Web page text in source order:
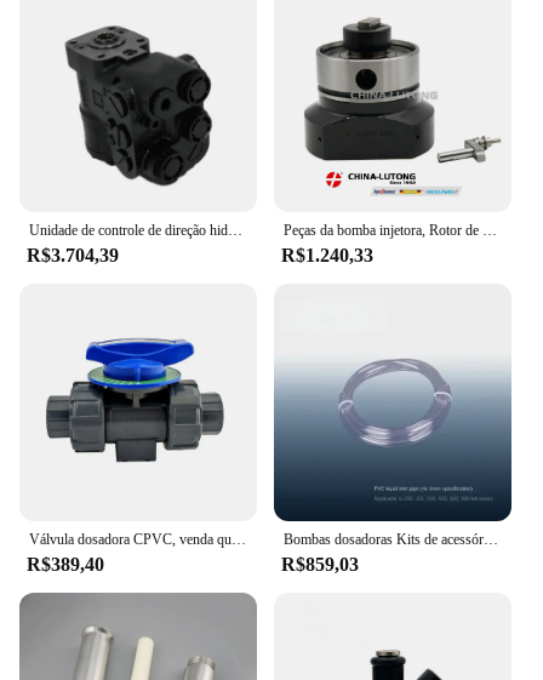
Unidade de controle de direção hidráulica, bomba dosadora com válvula, alta qualidade, BPBS5-250-2000, venda direta da fábrica, K-744, 700, 701
R$3.704,39
Peças da bomba injetora, Rotor de cabeça DP200 com válvula dosadora, Cabeça hidráulica 4/7L para sistemas de injeção Delphi PERKINS, 7189-267K
R$1.240,33
Válvula dosadora CPVC, venda quente, 1, 2, 3
R$389,40
Bombas dosadoras Kits de acessórios, válvulas de verificação, Back Pressure Main Boards, trigêmeos, tubos de saída, fundo
R$859,03